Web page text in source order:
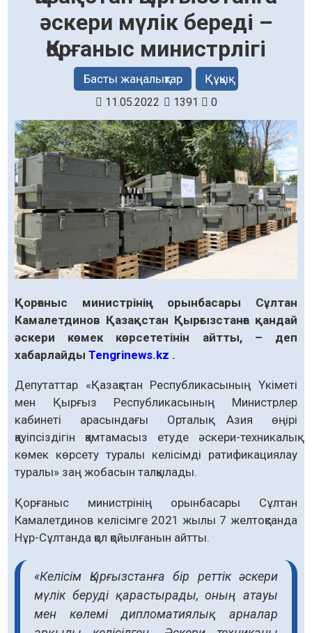
әскери мүлік береді –
Қорғаныс министрлігі
Басты жаңалықтар Құқық
11.05.2022 1391 0
Қорғаныс министрінің орынбасары Сұлтан
Камалетдинов Қазақстан Қырғызстанға қандай
әскери көмек көрсететінін айтты, – деп
хабарлайдыTengrinews.kz .
Депутаттар «Қазақстан Республикасының Үкіметі
мен Қырғыз Республикасының Министрлер
кабинеті арасындағы Орталық Азия өңірі
қауіпсіздігін қамтамасыз етуде әскери-техникалық
көмек көрсету туралы келісімді ратификациялау
туралы» заң жобасын талқылады.
Қорғаныс министрінің орынбасары Сұлтан
Камалетдинов келісімге 2021 жылы 7 желтоқсанда
Нұр-Сұлтанда қол қойылғанын айтты.
«Келісім Қырғызстанға бір реттік әскери
мүлік беруді қарастырады, оның атауы
мен көлемі дипломатиялық арналар